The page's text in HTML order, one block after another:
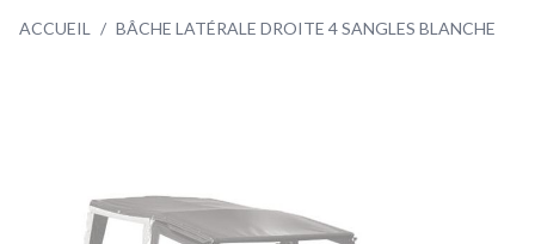
ACCUEIL / BÂCHE LATÉRALE DROITE 4 SANGLES BLANCHE